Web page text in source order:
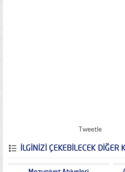
Tweetle
İLGİNİZİ ÇEKEBİLECEK DİĞER